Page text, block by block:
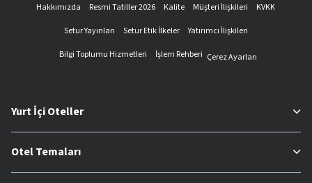
Hakkımızda Resmi Tatiller 2026 Kalite Müşteri İlişkileri
KVKK
Setur Yayınları
Setur Etik İlkeler
Yatırımcı İlişkileri
Bilgi Toplumu Hizmetleri
İşlem Rehberi Çerez Ayarları
Yurt İçi Oteller
Otel Temaları